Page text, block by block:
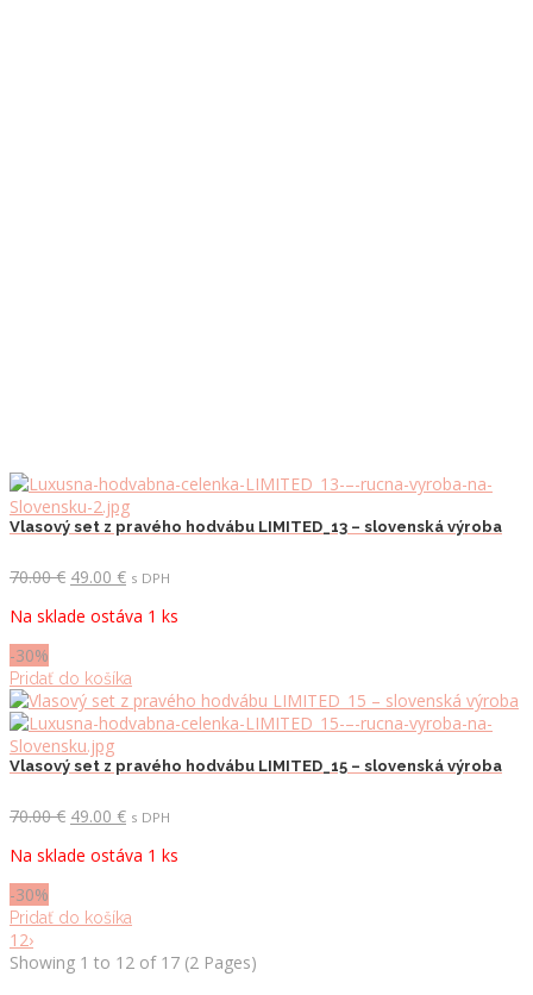
Vlasový set z pravého hodvábu LIMITED_13 – slovenská výroba
70.00€ Pôvodná
bola:
49.00 €Aktuálna
je:
s DPH
Na sklade ostáva 1 ks
-30%
Pridať do košíka
Vlasový set z pravého hodvábu LIMITED_15 – slovenská výroba
70.00€ Pôvodná
bola:
49.00 €Aktuálna
je:
s DPH
Na sklade ostáva 1 ks
-30%
Pridať do košíka
1 2›
Showing 1 to 12 of 17 (2 Pages)